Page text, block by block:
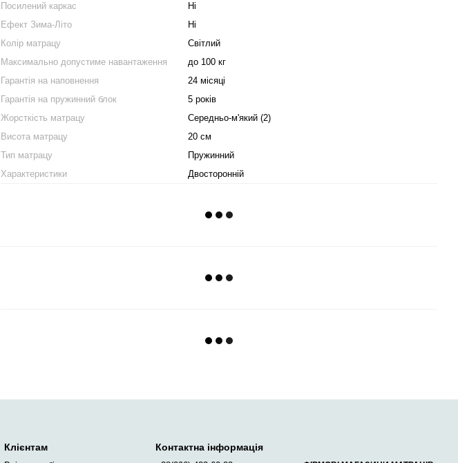
Посилений каркас
Ні
Ефект Зима-Літо
Ні
Колір матрацу
Світлий
Максимально допустиме навантаження
до 100 кг
Гарантія на наповнення
24 місяці
Гарантія на пружинний блок
5 років
Жорсткість матрацу
Середньо-м'який (2)
Висота матрацу
20 см
Тип матрацу
Пружинний
Характеристики
Двосторонній
Клієнтам Контактна інформація